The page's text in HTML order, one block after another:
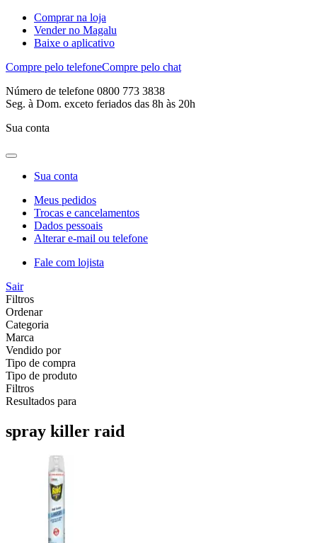
Comprar na loja
Vender no Magalu
Baixe o aplicativo
Compre pelo telefoneCompre pelo chat
Número de telefone 0800 773 3838
Seg. à Dom. exceto feriados das 8h às 20h
Sua conta
Sua conta
Meus pedidos
Trocas e cancelamentos
Dados pessoais
Alterar e-mail ou telefone
Fale com lojista
Sair
Filtros
Ordenar
Categoria
Marca
Vendido por
Tipo de compra
Tipo de produto
Filtros
Resultados para
spray killer raid